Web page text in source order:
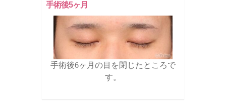
手術後5ヶ月
手術後6ヶ月の目を閉じたところで
す。